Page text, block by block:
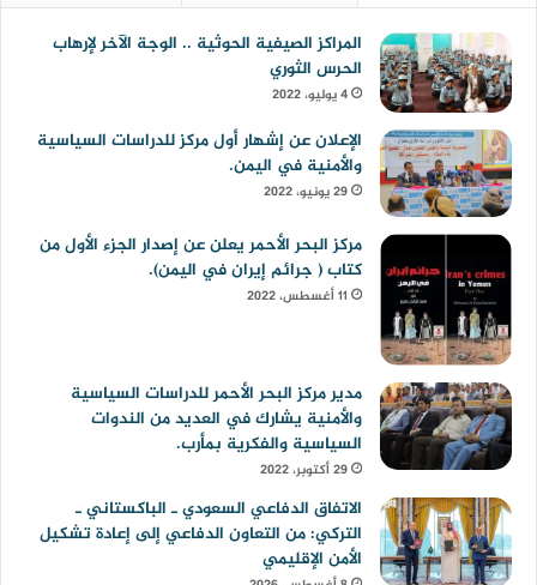
المراكز الصيفية الحوثية .. الوجة الآخر لإرهاب
الحرس الثوري
4 يوليو، 2022
الإعلان عن إشهار أول مركز للدراسات السياسية
والأمنية في اليمن.
29 يونيو، 2022
مركز البحر الأحمر يعلن عن إصدار الجزء الأول من
كتاب ( جرائم إيران في اليمن).
11 أغسطس، 2022
مدير مركز البحر الأحمر للدراسات السياسية
والأمنية يشارك في العديد من الندوات
السياسية والفكرية بمأرب.
29 أكتوبر، 2022
الاتفاق الدفاعي السعودي ـ الباكستاني ـ
التركي: من التعاون الدفاعي إلى إعادة تشكيل
الأمن الإقليمي